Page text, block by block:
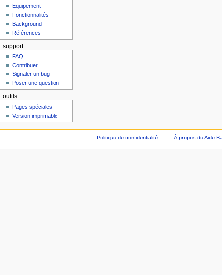
Equipement
Fonctionnalités
Background
Références
support
FAQ
Contribuer
Signaler un bug
Poser une question
outils
Pages spéciales
Version imprimable
Politique de confidentialité À propos de Aide